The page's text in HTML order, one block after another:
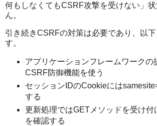
何もしなくてもCSRF攻撃を受けない」
ん。
引き続きCSRFの対策は必要であり、以
す。
アプリケーションフレームワークの
CSRF防御機能を使う
セッションIDのCookieには
する
更新処理ではGETメソッドを受け付
を確認する